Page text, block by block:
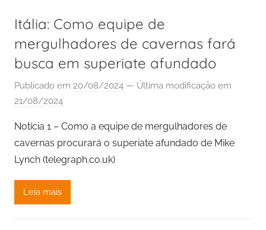
Itália: Como equipe de
mergulhadores de cavernas fará
busca em superiate afundado
Publicado em 20/08/2024 — Última modificação em
21/08/2024
Notícia 1 – Como a equipe de mergulhadores de
cavernas procurará o superiate afundado de Mike
Lynch (telegraph.co.uk)
Leia mais